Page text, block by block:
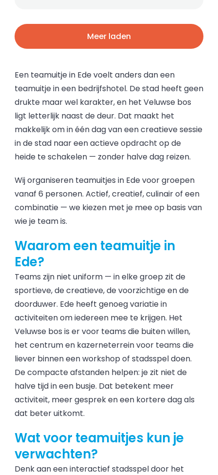
Meer laden
Een teamuitje in Ede voelt anders dan een
teamuitje in een bedrijfshotel. De stad heeft geen
drukte maar wel karakter, en het Veluwse bos
ligt letterlijk naast de deur. Dat maakt het
makkelijk om in één dag van een creatieve sessie
in de stad naar een actieve opdracht op de
heide te schakelen — zonder halve dag reizen.
Wij organiseren teamuitjes in Ede voor groepen
vanaf 6 personen. Actief, creatief, culinair of een
combinatie — we kiezen met je mee op basis van
wie je team is.
Waarom een teamuitje in
Ede?
Teams zijn niet uniform — in elke groep zit de
sportieve, de creatieve, de voorzichtige en de
doorduwer. Ede heeft genoeg variatie in
activiteiten om iedereen mee te krijgen. Het
Veluwse bos is er voor teams die buiten willen,
het centrum en kazerneterrein voor teams die
liever binnen een workshop of stadsspel doen.
De compacte afstanden helpen: je zit niet de
halve tijd in een busje. Dat betekent meer
activiteit, meer gesprek en een kortere dag als
dat beter uitkomt.
Wat voor teamuitjes kun je
verwachten?
Denk aan een interactief stadsspel door het